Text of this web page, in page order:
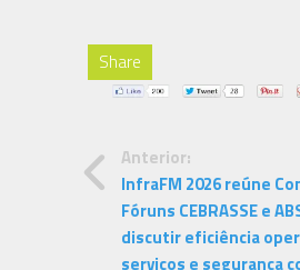
Share
Anterior:
InfraFM 2026 reúne
Fóruns CEBRASSE e
discutir eficiência
serviços e segurança